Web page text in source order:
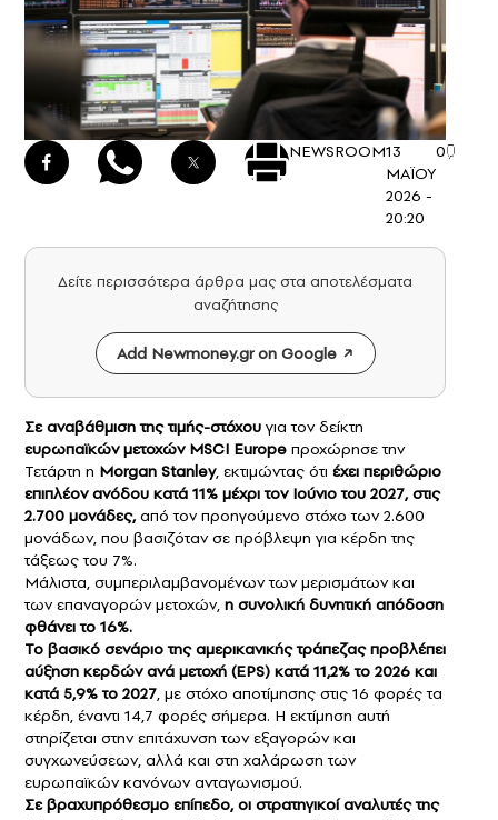
NEWSROOM13
ΜΑΪΟΥ
2026 -
20:20
0
Δείτε περισσότερα άρθρα μας στα αποτελέσματα
αναζήτησης
Add Newmoney.gr on Google
Σε αναβάθμιση της τιμής-στόχου για τον δείκτη
ευρωπαϊκών μετοχών MSCI Europe προχώρησε την
Τετάρτη η Morgan Stanley, εκτιμώντας ότι έχει περιθώριο
επιπλέον ανόδου κατά 11% μέχρι τον Ιούνιο του 2027, στις
2.700 μονάδες,από τον προηγούμενο στόχο των 2.600
μονάδων, που βασιζόταν σε πρόβλεψη για κέρδη της
τάξεως του 7%.
Μάλιστα, συμπεριλαμβανομένων των μερισμάτων και
των επαναγορών μετοχών, η συνολική δυνητική απόδοση
φθάνει το 16%.
Το βασικό σενάριο της αμερικανικής τράπεζας προβλέπει
αύξηση κερδών ανά μετοχή (EPS) κατά 11,2% το 2026 και
κατά 5,9% το 2027, με στόχο αποτίμησης στις 16 φορές τα
κέρδη, έναντι 14,7 φορές σήμερα. Η εκτίμηση αυτή
στηρίζεται στην επιτάχυνση των εξαγορών και
συγχωνεύσεων, αλλά και στη χαλάρωση των
ευρωπαϊκών κανόνων ανταγωνισμού.
Σε βραχυπρόθεσμο επίπεδο, οι στρατηγικοί αναλυτές της